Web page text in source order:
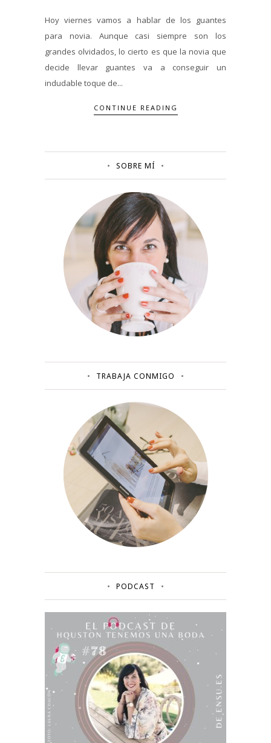
Hoy viernes vamos a hablar de los guantes
para novia. Aunque casi siempre son los
grandes olvidados, lo cierto es que la novia que
decide llevar guantes va a conseguir un
indudable toque de...
CONTINUE READING
SOBRE MÍ
TRABAJA CONMIGO
PODCAST